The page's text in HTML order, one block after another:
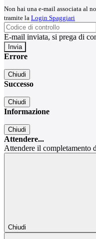
Non hai una e-mail associata al
tramite la Login Spaggiari
E-mail inviata, si prega di
Errore
Chiudi
Successo
Chiudi
Informazione
Chiudi
Attendere...
Attendere il completamento
Chiudi